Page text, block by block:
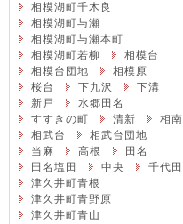
相模湖町千木良
相模湖町与瀬
相模湖町与瀬本町
相模湖町若柳
相模台
相模台団地
相模原
桜台
下九沢
下溝
新戸
水郷田名
すすきの町
清新
相南
相武台
相武台団地
当麻
高根
田名
田名塩田
中央
千代田
津久井町青根
津久井町青野原
津久井町青山